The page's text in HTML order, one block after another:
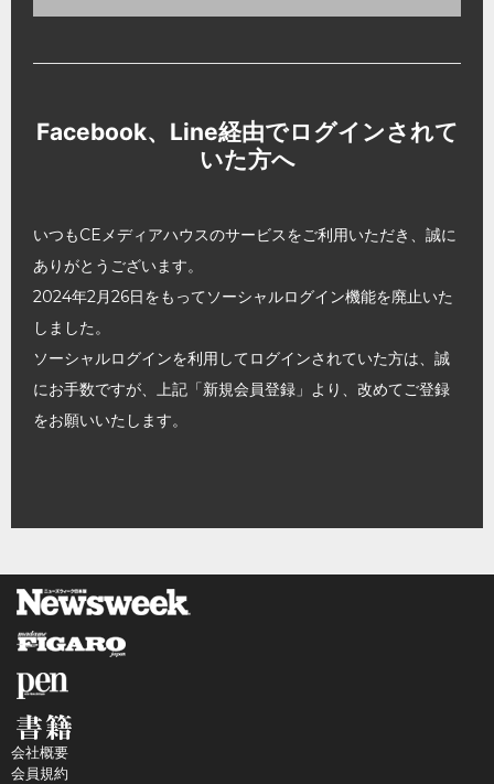
Facebook、Line経由でログインされて
いた方へ
いつもCEメディアハウスのサービスをご利用いただき、誠に
ありがとうございます。
2024年2月26日をもってソーシャルログイン機能を廃止いた
しました。
ソーシャルログインを利用してログインされていた方は、誠
にお手数ですが、上記「新規会員登録」より、改めてご登録
をお願いいたします。
会社概要
会員規約